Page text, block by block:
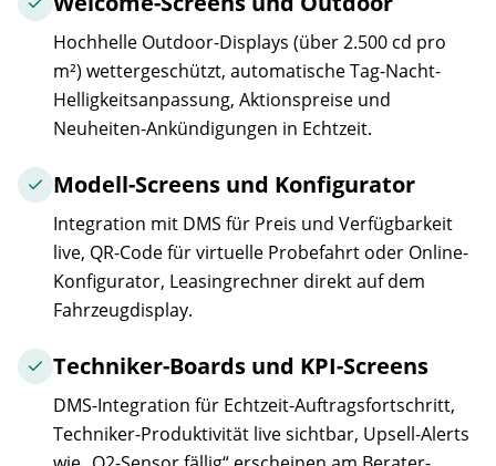
Hochhelle Outdoor-Displays (über 2.500 cd pro
m²) wettergeschützt, automatische Tag-Nacht-
Helligkeitsanpassung, Aktionspreise und
Neuheiten-Ankündigungen in Echtzeit.
Modell-Screens und Konfigurator
Integration mit DMS für Preis und Verfügbarkeit
live, QR-Code für virtuelle Probefahrt oder Online-
Konfigurator, Leasingrechner direkt auf dem
Fahrzeugdisplay.
Techniker-Boards und KPI-Screens
DMS-Integration für Echtzeit-Auftragsfortschritt,
Techniker-Produktivität live sichtbar, Upsell-Alerts